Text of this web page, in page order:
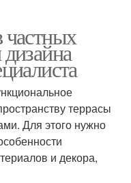
террасы
Для этого нужно
и декора,